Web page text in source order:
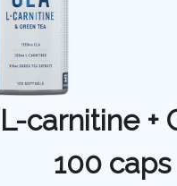
carnitine +
100 caps